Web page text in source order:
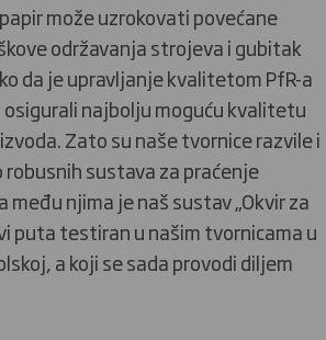
može uzrokovati povećane
održavanja strojeva i gubitak
da je upravljanje kvalitetom PfR-a
osigurali najbolju moguću kvalitetu
Zato su naše tvornice razvile i
sustava za praćenje
njima je naš sustav „Okvir za
puta testiran u našim tvornicama u
a koji se sada provodi diljem